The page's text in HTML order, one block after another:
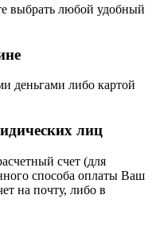
выбрать любой удобный
деньгами либо картой
лиц
счет (для
способа оплаты Ваш
на почту, либо в